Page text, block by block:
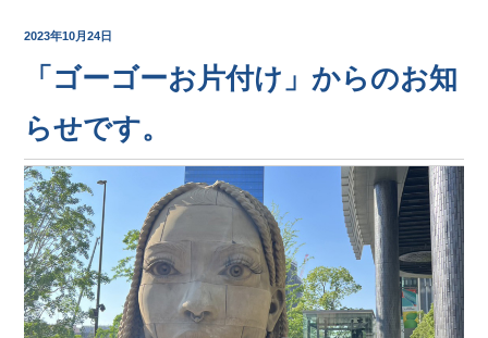
2023年10月24日
「ゴーゴーお片付け」からのお知
らせです。